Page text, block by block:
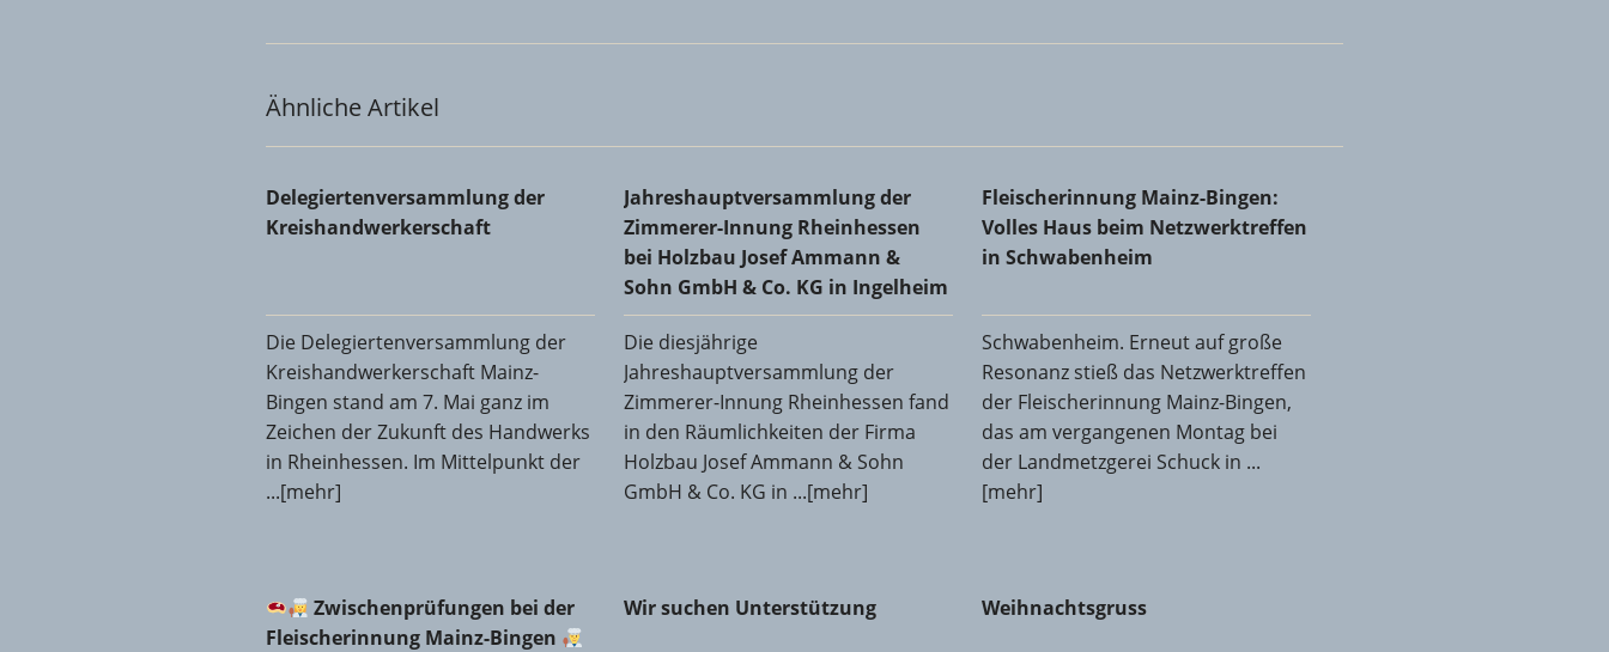
Ähnliche Artikel
Delegiertenversammlung der Kreishandwerkerschaft
Delegiertenversammlung der
Kreishandwerkerschaft
Die Delegiertenversammlung der
Kreishandwerkerschaft Mainz-
Bingen stand am 7. Mai ganz im
Zeichen der Zukunft des Handwerks
in Rheinhessen. Im Mittelpunkt der
...[mehr]
Jahreshauptversammlung der Zimmerer-Innung Rheinhessen bei Holzbau Josef Ammann & Sohn GmbH &
Co. KG in Ingelheim
Jahreshauptversammlung der
Zimmerer-Innung Rheinhessen
bei Holzbau Josef Ammann &
Sohn GmbH & Co. KG in Ingelheim
Die diesjährige
Jahreshauptversammlung der
Zimmerer-Innung Rheinhessen fand
in den Räumlichkeiten der Firma
Holzbau Josef Ammann & Sohn
GmbH & Co. KG in ...[mehr]
Fleischerinnung Mainz-Bingen: Volles Haus beim Netzwerktreffen in
Schwabenheim
Fleischerinnung Mainz-Bingen:
Volles Haus beim Netzwerktreffen
in Schwabenheim
Schwabenheim. Erneut auf große
Resonanz stieß das Netzwerktreffen
der Fleischerinnung Mainz-Bingen,
das am vergangenen Montag bei
der Landmetzgerei Schuck in ...
[mehr]
Zwischenprüfungen bei der Fleischerinnung Mainz-Bingen
Zwischenprüfungen bei der
Fleischerinnung Mainz-Bingen
Wir suchen Unterstützung
Wir suchen Unterstützung Weihnachtsgruss
Weihnachtsgruss